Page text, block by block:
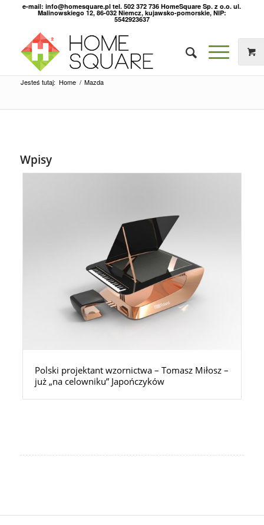
e-mail: info@homesquare.pl tel. 502 372 736 HomeSquare Sp. z o.o. ul.
Malinowskiego 12, 86-032 Niemcz, kujawsko-pomorskie, NIP:
5542923637
Jesteś tutaj: Home / Mazda
Wpisy
Polski projektant wzornictwa – Tomasz Miłosz –
już „na celowniku” Japończyków